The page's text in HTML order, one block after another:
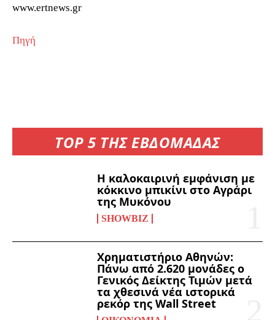
TOP 5 ΤΗΣ ΕΒΔΟΜΑΔΑΣ
Η καλοκαιρινή εμφάνιση με
κόκκινο μπικίνι στο Αγράρι
της Μυκόνου
SHOWBIZ
Χρηματιστήριο Αθηνών:
Πάνω από 2.620 μονάδες ο
Γενικός Δείκτης Τιμών μετά
τα χθεσινά νέα ιστορικά
ρεκόρ της Wall Street
www.ertnews.gr
Πηγή